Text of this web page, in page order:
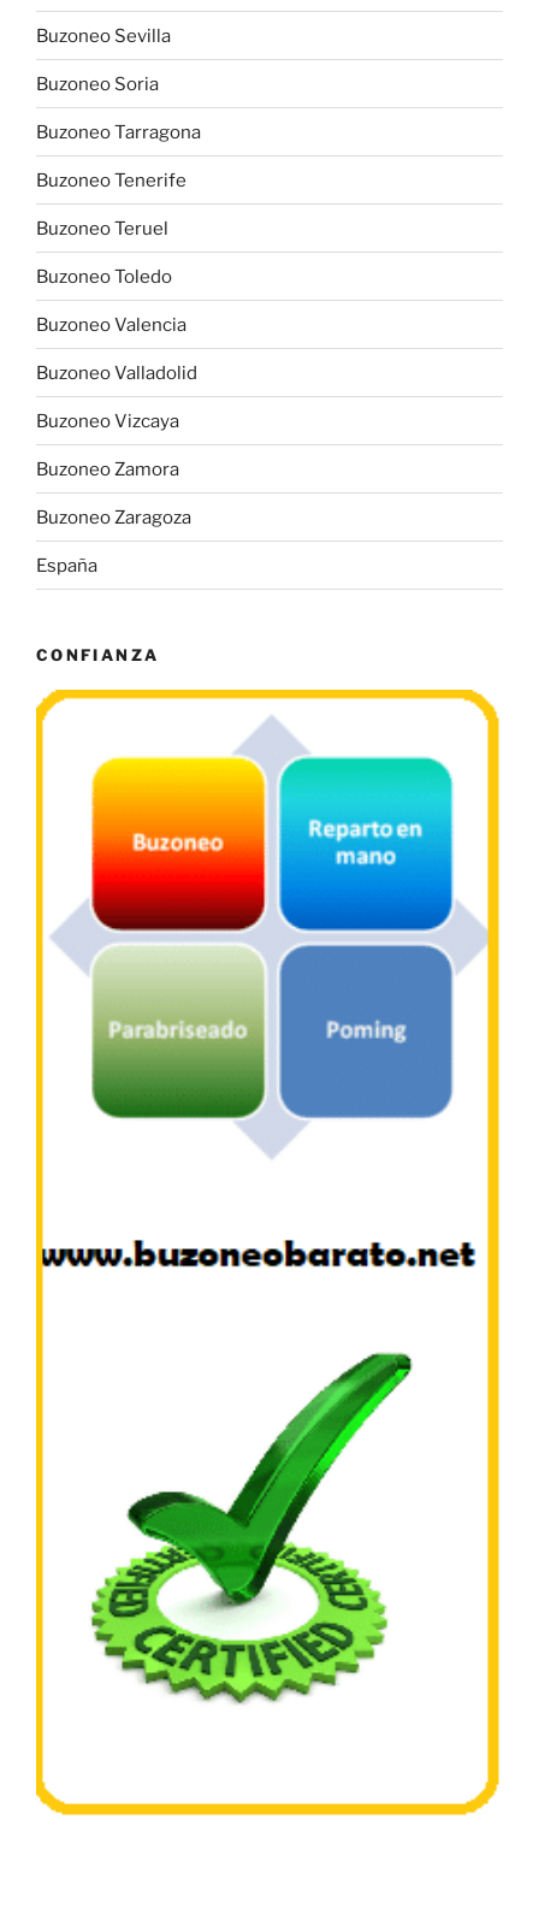
Buzoneo Sevilla
Buzoneo Soria
Buzoneo Tarragona
Buzoneo Tenerife
Buzoneo Teruel
Buzoneo Toledo
Buzoneo Valencia
Buzoneo Valladolid
Buzoneo Vizcaya
Buzoneo Zamora
Buzoneo Zaragoza
España
CONFIANZA